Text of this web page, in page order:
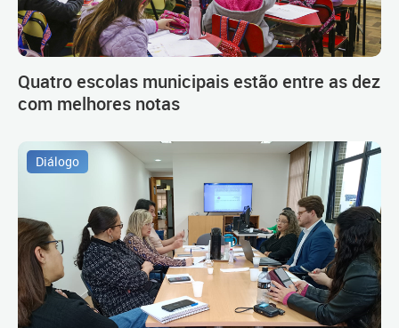
Quatro escolas municipais estão entre as dez
com melhores notas
Diálogo